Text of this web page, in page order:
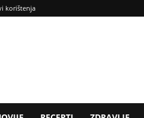
korištenja